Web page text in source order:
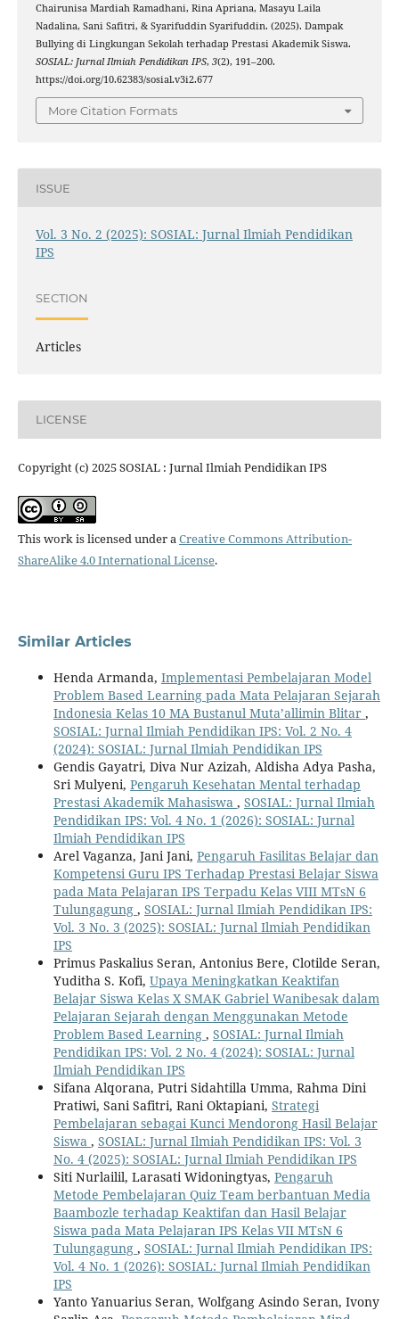
Chairunisa Mardiah Ramadhani, Rina Apriana, Masayu Laila
Nadalina, Sani Safitri, & Syarifuddin Syarifuddin. (2025). Dampak
Bullying di Lingkungan Sekolah terhadap Prestasi Akademik Siswa.
SOSIAL: Jurnal Ilmiah Pendidikan IPS, 3(2), 191–200.
https://doi.org/10.62383/sosial.v3i2.677
More Citation Formats
ISSUE
Vol. 3 No. 2 (2025): SOSIAL: Jurnal Ilmiah Pendidikan
IPS
SECTION
Articles
LICENSE
Copyright (c) 2025 SOSIAL : Jurnal Ilmiah Pendidikan IPS
This work is licensed under a Creative Commons Attribution-
ShareAlike 4.0 International License.
Similar Articles
Henda Armanda, Implementasi Pembelajaran Model
Problem Based Learning pada Mata Pelajaran Sejarah
Indonesia Kelas 10 MA Bustanul Muta’allimin Blitar ,
SOSIAL: Jurnal Ilmiah Pendidikan IPS: Vol. 2 No. 4
(2024): SOSIAL: Jurnal Ilmiah Pendidikan IPS
Gendis Gayatri, Diva Nur Azizah, Aldisha Adya Pasha,
Sri Mulyeni, Pengaruh Kesehatan Mental terhadap
Prestasi Akademik Mahasiswa , SOSIAL: Jurnal Ilmiah
Pendidikan IPS: Vol. 4 No. 1 (2026): SOSIAL: Jurnal
Ilmiah Pendidikan IPS
Arel Vaganza, Jani Jani, Pengaruh Fasilitas Belajar dan
Kompetensi Guru IPS Terhadap Prestasi Belajar Siswa
pada Mata Pelajaran IPS Terpadu Kelas VIII MTsN 6
Tulungagung , SOSIAL: Jurnal Ilmiah Pendidikan IPS:
Vol. 3 No. 3 (2025): SOSIAL: Jurnal Ilmiah Pendidikan
IPS
Primus Paskalius Seran, Antonius Bere, Clotilde Seran,
Yuditha S. Kofi, Upaya Meningkatkan Keaktifan
Belajar Siswa Kelas X SMAK Gabriel Wanibesak dalam
Pelajaran Sejarah dengan Menggunakan Metode
Problem Based Learning , SOSIAL: Jurnal Ilmiah
Pendidikan IPS: Vol. 2 No. 4 (2024): SOSIAL: Jurnal
Ilmiah Pendidikan IPS
Sifana Alqorana, Putri Sidahtilla Umma, Rahma Dini
Pratiwi, Sani Safitri, Rani Oktapiani, Strategi
Pembelajaran sebagai Kunci Mendorong Hasil Belajar
Siswa , SOSIAL: Jurnal Ilmiah Pendidikan IPS: Vol. 3
No. 4 (2025): SOSIAL: Jurnal Ilmiah Pendidikan IPS
Siti Nurlailil, Larasati Widoningtyas, Pengaruh
Metode Pembelajaran Quiz Team berbantuan Media
Baambozle terhadap Keaktifan dan Hasil Belajar
Siswa pada Mata Pelajaran IPS Kelas VII MTsN 6
Tulungagung , SOSIAL: Jurnal Ilmiah Pendidikan IPS:
Vol. 4 No. 1 (2026): SOSIAL: Jurnal Ilmiah Pendidikan
IPS
Yanto Yanuarius Seran, Wolfgang Asindo Seran, Ivony